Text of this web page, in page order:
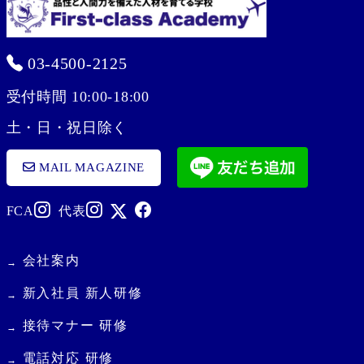
03-4500-2125
受付時間 10:00-18:00
土・日・祝日除く
MAIL MAGAZINE
FCA 代表
会社案内
新入社員 新人研修
接待マナー 研修
電話対応 研修